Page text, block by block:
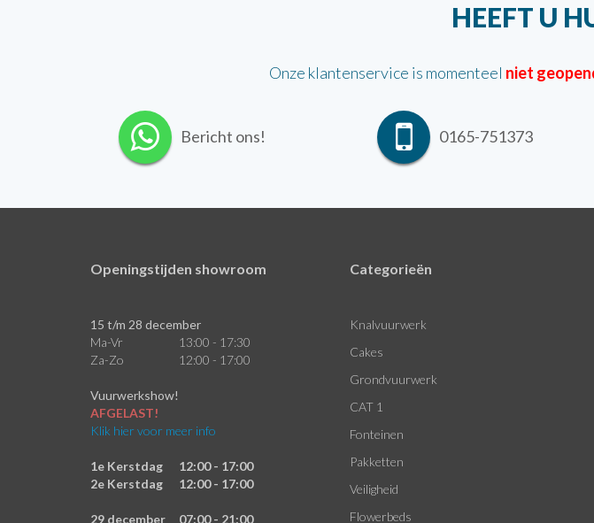
HEEFT U
Onze klantenservice is momenteel niet
Bericht ons! 0165-751373
Openingstijden showroom
15 t/m 28 december
Ma-Vr
13:00 - 17:30
Za-Zo
12:00 - 17:00
Vuurwerkshow!
AFGELAST!
Klik hier voor meer info
1e Kerstdag
12:00 - 17:00
2e Kerstdag
12:00 - 17:00
29 december 07:00 - 21:00
Categorieën
Knalvuurwerk
Cakes
Grondvuurwerk
CAT 1
Fonteinen
Pakketten
Veiligheid
Flowerbeds